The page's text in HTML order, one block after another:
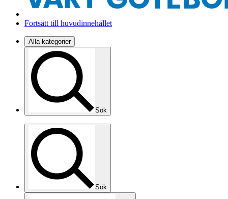
Fortsätt till huvudinnehållet
Alla kategorier
Sök
Sök